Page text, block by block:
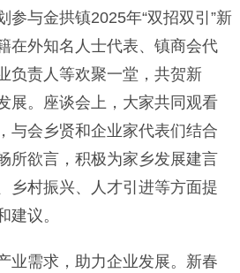
参与金拱镇2025年“双招双引”新
在外知名人士代表、镇商会代
负责人等欢聚一堂，共贺新
展。座谈会上，大家共同观看
与会乡贤和企业家代表们结合
所欲言，积极为家乡发展建言
乡村振兴、人才引进等方面提
建议。
需求，助力企业发展。新春